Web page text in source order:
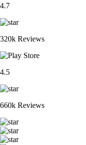
4.7
320k Reviews
4.5
660k Reviews